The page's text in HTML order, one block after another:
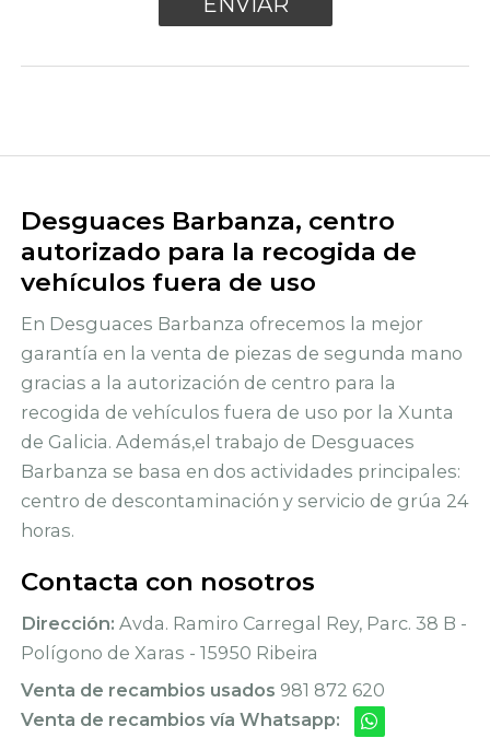
Desguaces Barbanza, centro
autorizado para la recogida de
vehículos fuera de uso
En Desguaces Barbanza ofrecemos la mejor
garantía en la venta de piezas de segunda mano
gracias a la autorización de centro para la
recogida de vehículos fuera de uso por la Xunta
de Galicia. Además,el trabajo de Desguaces
Barbanza se basa en dos actividades principales:
centro de descontaminación y servicio de grúa 24
horas.
Contacta con nosotros
Dirección: Avda. Ramiro Carregal Rey, Parc. 38 B -
Polígono de Xaras - 15950 Ribeira
Venta de recambios usados 981 872 620
Venta de recambios vía Whatsapp: